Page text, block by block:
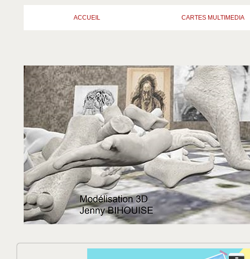
ACCUEIL
CARTES MULTIMEDIA